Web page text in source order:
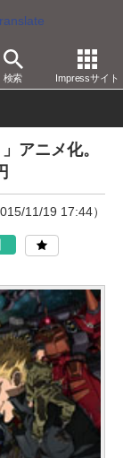
検索 Impressサイト
アニメ化。
11/19 17:44）